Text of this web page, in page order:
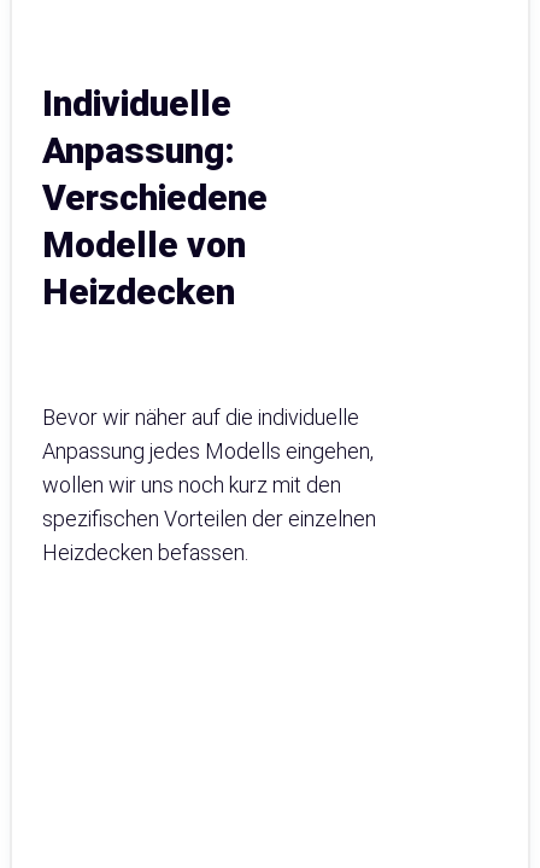
Individuelle
Anpassung:
Verschiedene
Modelle von
Heizdecken
Bevor wir näher auf die individuelle
Anpassung jedes Modells eingehen,
wollen wir uns noch kurz mit den
spezifischen Vorteilen der einzelnen
Heizdecken befassen.